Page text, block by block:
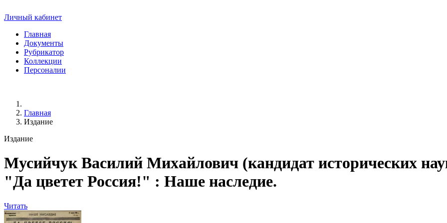
Личный кабинет
Главная
Документы
Рубрикатор
Коллекции
Персоналии
Главная
Издание
Издание
Мусийчук Василий Михайлович (кандидат исторических
"Да цветет Россия!" : Наше наследие.
Читать